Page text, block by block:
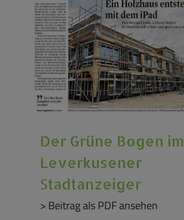
Der Grüne Bogen im
Leverkusener
Stadtanzeiger
> Beitrag als PDF ansehen